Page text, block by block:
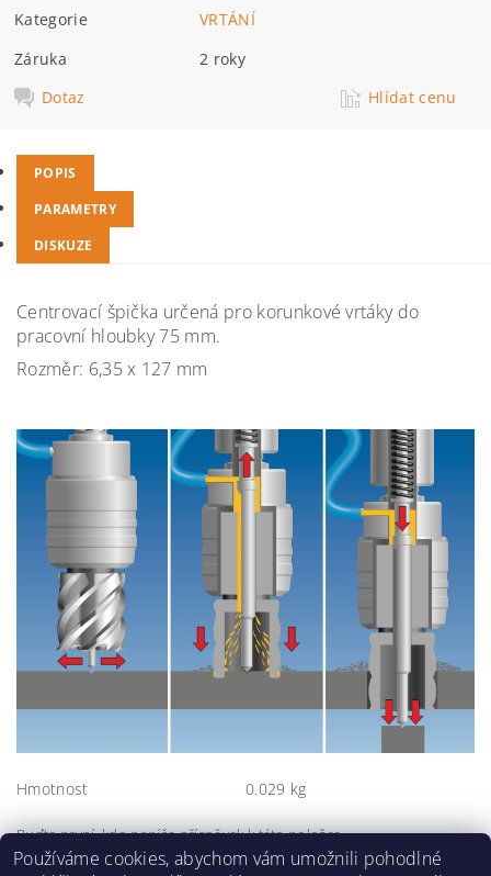
Kategorie
VRTÁNÍ
Záruka
2 roky
Dotaz
Hlídat cenu
POPIS
PARAMETRY
DISKUZE
Centrovací špička určená pro korunkové vrtáky do
pracovní hloubky 75 mm.
Rozměr: 6,35 x 127 mm
Hmotnost 0.029 kg
Buďte první, kdo napíše příspěvek k této položce.
Používáme cookies, abychom vám umožnili pohodlné